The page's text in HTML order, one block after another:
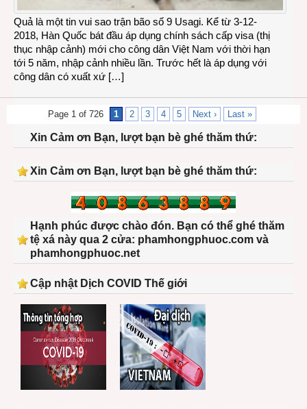
Quả là một tin vui sao trận bão số 9 Usagi. Kể từ 3-12-
2018, Hàn Quốc bát đầu áp dụng chính sách cấp visa (thị
thục nhập cảnh) mới cho công dân Việt Nam với thời hạn
tới 5 năm, nhập cảnh nhiều lần. Trước hết là áp dụng với
công dân có xuất xứ […]
Page 1 of 726 1 2 3 4 5 Next › Last »
Xin Cảm ơn Bạn, lượt bạn bè ghé thăm thứ:
Xin Cảm ơn Bạn, lượt bạn bè ghé thăm thứ:
Hạnh phúc được chào đón. Bạn có thể ghé thăm
tệ xá này qua 2 cửa: phamhongphuoc.com và
phamhongphuoc.net
Cập nhật Dịch COVID Thế giới